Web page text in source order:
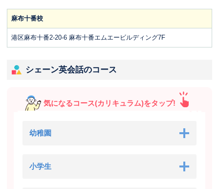
麻布十番校
港区麻布十番2-20-6 麻布十番エムエービルディング7F
シェーン英会話のコース
気になるコース(カリキュラム)をタップ!
幼稚園
小学生